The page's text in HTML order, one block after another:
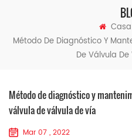
Casa
Método De Diagnóstico Y
De Válvula
Método de diagnóstico y
válvula de válvula de vía
Mar 07 , 2022